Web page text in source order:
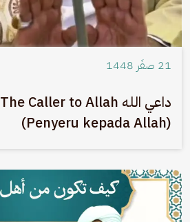
21 صفَر 1448
داعي الله The Caller to Allah
(Penyeru kepada Allah)
الصورة